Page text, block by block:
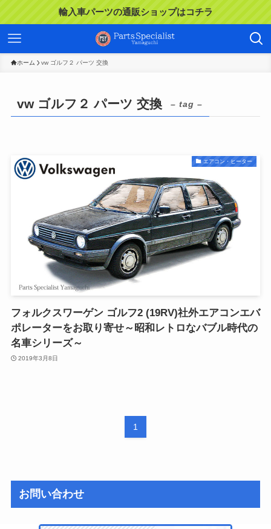
輸入車パーツの通販ショップはコチラ
ホーム vw ゴルフ２ パーツ 交換
vw ゴルフ２ パーツ 交換 – tag –
エアコン・ヒーター
フォルクスワーゲン ゴルフ2 (19RV)社外エアコンエバ
ポレーターをお取り寄せ～昭和レトロなバブル時代の
名車シリーズ～
2019年3月8日
1
お問い合わせ